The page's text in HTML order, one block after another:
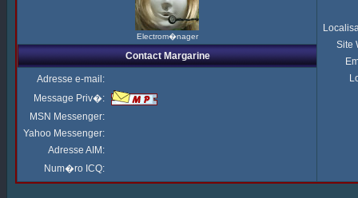
Electrom�nager
Site
Contact Margarine
Adresse e-mail:
Message Priv�:
MSN Messenger:
Yahoo Messenger:
Adresse AIM:
Num�ro ICQ: